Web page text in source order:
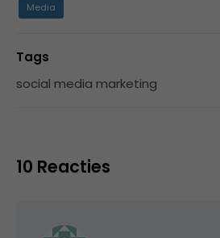
Media
Tags
social media marketing
10 Reacties